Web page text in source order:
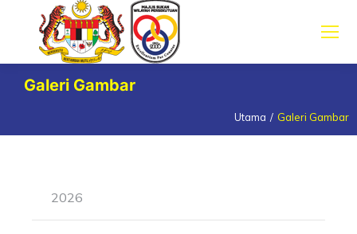
Galeri Gambar
Utama Galeri Gambar
2026